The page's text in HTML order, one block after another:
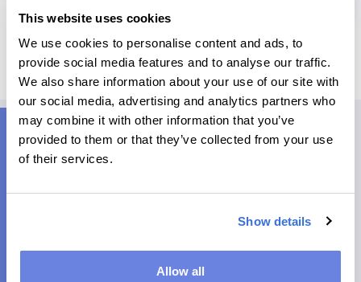
This website uses cookies
We use cookies to personalise content and ads, to
provide social media features and to analyse our traffic.
We also share information about your use of our site with
our social media, advertising and analytics partners who
may combine it with other information that you’ve
provided to them or that they’ve collected from your use
of their services.
Show details
Allow all
Un gran éxito para
nuestro cliente